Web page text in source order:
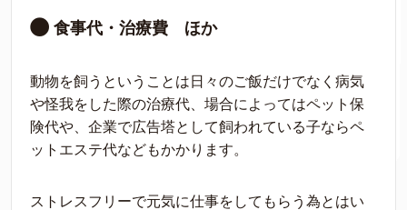
食事代・治療費 ほか
動物を飼うということは日々のご飯だけでなく病気
や怪我をした際の治療代、場合によってはペット保
険代や、企業で広告塔として飼われている子ならペ
ットエステ代などもかかります。
ストレスフリーで元気に仕事をしてもらう為とはい